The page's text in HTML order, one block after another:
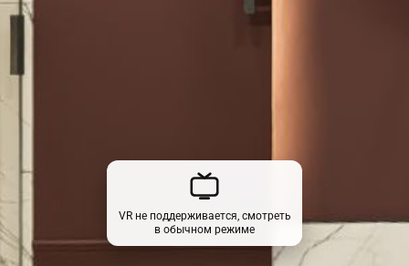
VR не поддерживается, смотреть
в обычном режиме